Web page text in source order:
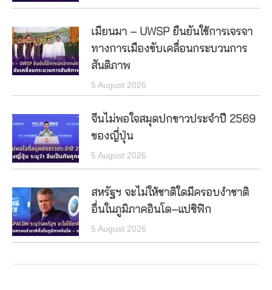
เมียนมา – UWSP ยืนยันใช้การเจรจา
ทางการเมืองขับเคลื่อนกระบวนการ
สันติภาพ
5 August 2026
จีนไม่พอใจสมุดปกขาวประจำปี 2569
ของญี่ปุ่น
5 August 2026
สหรัฐฯ จะไม่ให้ชาติใดมีครอบงำชาติ
อื่นในภูมิภาคอินโด–แปซิฟิก
5 August 2026